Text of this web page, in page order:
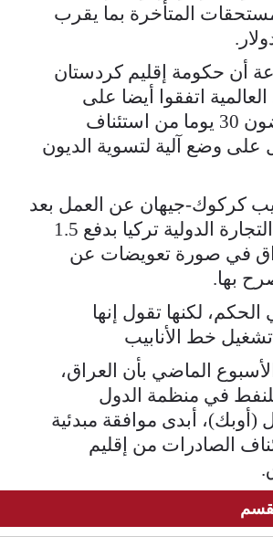
المتأخرة بما يقرب
أن حكومة إقليم كردستان
اتفقوا أيضا على
الاجتماع في غضون 30 يوما من استئناف
على وضع آلية لتسوية الديون
كركوك-جيهان عن العمل بعد
أن أمرت غرفة التجارة الدولية تركيا بدفع 1.5
في صورة تعويضات عن
بها.
لكنها تقول إنها
خط الأنابيب
الماضي بأن العراق،
في منظمة الدول
(أوبك)، أبدى موافقة مبدئية
الصادرات من إقليم